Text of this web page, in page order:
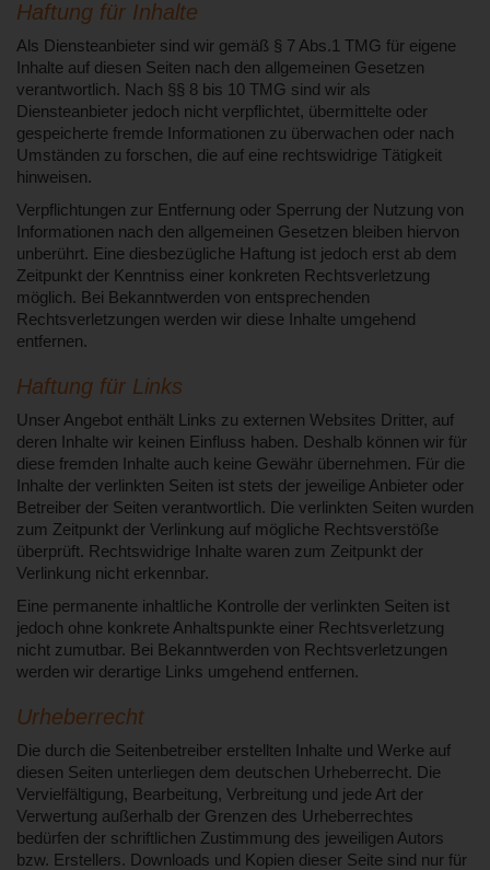
Haftung für Inhalte
Als Diensteanbieter sind wir gemäß § 7 Abs.1 TMG für eigene
Inhalte auf diesen Seiten nach den allgemeinen Gesetzen
verantwortlich. Nach §§ 8 bis 10 TMG sind wir als
Diensteanbieter jedoch nicht verpflichtet, übermittelte oder
gespeicherte fremde Informationen zu überwachen oder nach
Umständen zu forschen, die auf eine rechtswidrige Tätigkeit
hinweisen.
Verpflichtungen zur Entfernung oder Sperrung der Nutzung von
Informationen nach den allgemeinen Gesetzen bleiben hiervon
unberührt. Eine diesbezügliche Haftung ist jedoch erst ab dem
Zeitpunkt der Kenntniss einer konkreten Rechtsverletzung
möglich. Bei Bekanntwerden von entsprechenden
Rechtsverletzungen werden wir diese Inhalte umgehend
entfernen.
Haftung für Links
Unser Angebot enthält Links zu externen Websites Dritter, auf
deren Inhalte wir keinen Einfluss haben. Deshalb können wir für
diese fremden Inhalte auch keine Gewähr übernehmen. Für die
Inhalte der verlinkten Seiten ist stets der jeweilige Anbieter oder
Betreiber der Seiten verantwortlich. Die verlinkten Seiten wurden
zum Zeitpunkt der Verlinkung auf mögliche Rechtsverstöße
überprüft. Rechtswidrige Inhalte waren zum Zeitpunkt der
Verlinkung nicht erkennbar.
Eine permanente inhaltliche Kontrolle der verlinkten Seiten ist
jedoch ohne konkrete Anhaltspunkte einer Rechtsverletzung
nicht zumutbar. Bei Bekanntwerden von Rechtsverletzungen
werden wir derartige Links umgehend entfernen.
Urheberrecht
Die durch die Seitenbetreiber erstellten Inhalte und Werke auf
diesen Seiten unterliegen dem deutschen Urheberrecht. Die
Vervielfältigung, Bearbeitung, Verbreitung und jede Art der
Verwertung außerhalb der Grenzen des Urheberrechtes
bedürfen der schriftlichen Zustimmung des jeweiligen Autors
bzw. Erstellers. Downloads und Kopien dieser Seite sind nur für